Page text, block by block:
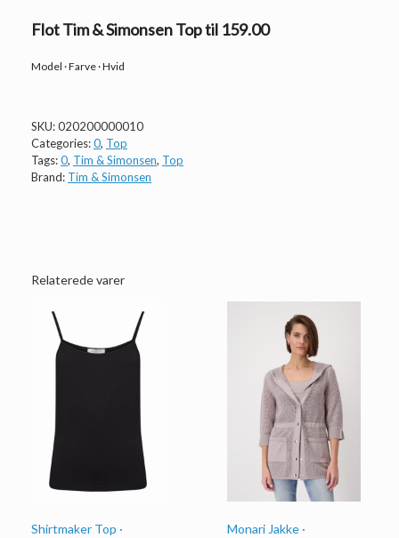
Flot Tim & Simonsen Top til 159.00
Model · Farve · Hvid
SKU:020200000010
Categories:0, Top
Tags:0, Tim & Simonsen, Top
Brand: Tim & Simonsen
Relaterede varer
Shirtmaker Top · Monari Jakke ·